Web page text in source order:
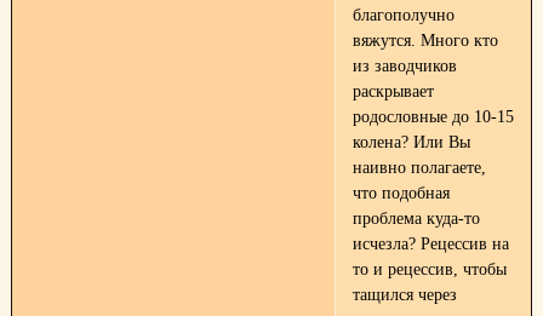
благополучно
вяжутся. Много кто
из заводчиков
раскрывает
родословные до 10-15
колена? Или Вы
наивно полагаете,
что подобная
проблема куда-то
исчезла? Рецессив на
то и рецессив, чтобы
тащился через